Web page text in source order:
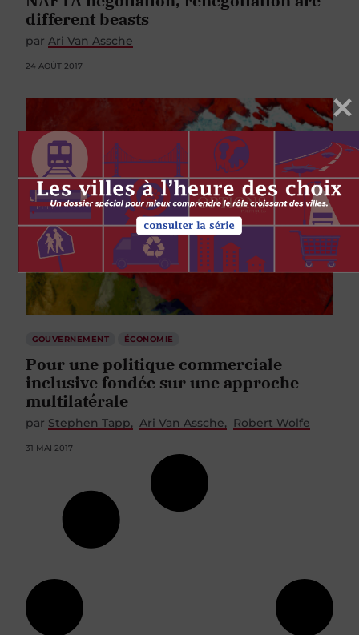
different beasts
par Ari Van Assche
24 AOÛT 2017
GOUVERNEMENT ÉCONOMIE
Pour une politique commerciale
inclusive fondée sur une approche
multilatérale
par Stephen Tapp Ari Van Assche Robert Wolfe
31 MAI 2017